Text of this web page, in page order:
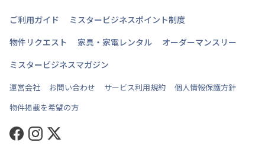
ご利用ガイド
ミスタービジネスポイント制度
物件リクエスト
家具・家電レンタル
オーダーマンスリー
ミスタービジネスマガジン
運営会社 お問い合わせ サービス利用規約
個人情報保護方針
物件掲載を希望の方
Facebook
Instagram
Twitter